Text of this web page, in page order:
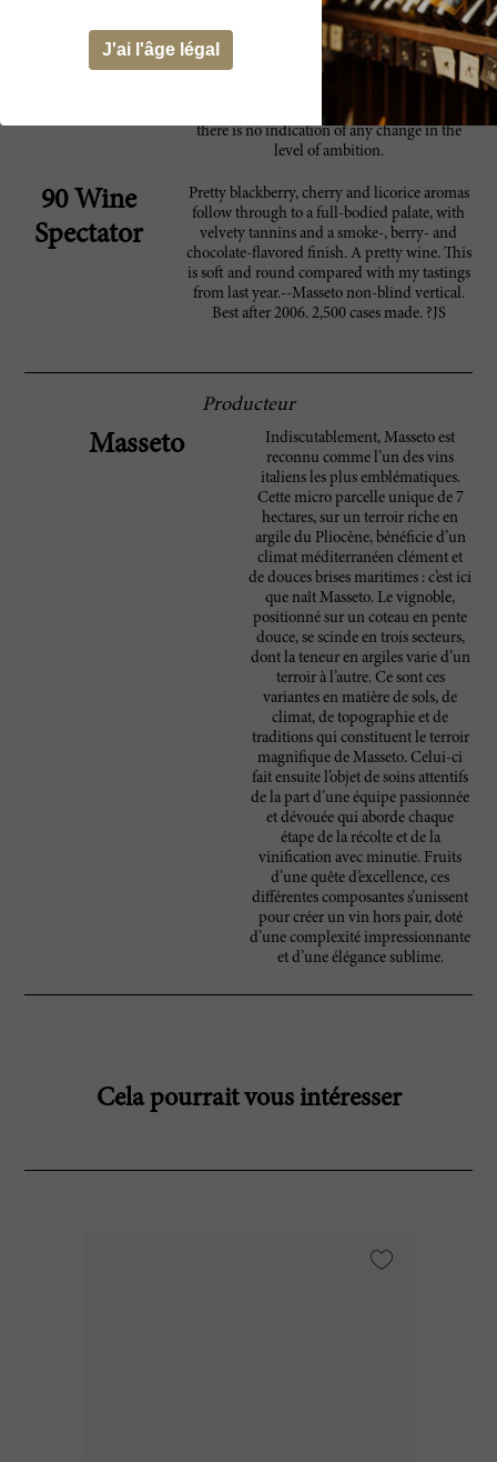
Thomas Duroux, trained at Bordeaux and
then the oenologist for the unsuccessful
Mondavi Languedoc project. High quality,
however, has been a constant – these have
of Le Macchiole, over the past five years, and
there is no indication of any change in the
level of ambition.
90 Wine
Spectator
Pretty blackberry, cherry and licorice aromas
follow through to a full-bodied palate, with
velvety tannins and a smoke-, berry- and
chocolate-flavored finish. A pretty wine. This
is soft and round compared with my tastings
from last year.--Masseto non-blind vertical.
Best after 2006. 2,500 cases made. ?JS
Producteur
Masseto
Indiscutablement, Masseto est
reconnu comme l’un des vins
italiens les plus emblématiques.
Cette micro parcelle unique de 7
hectares, sur un terroir riche en
argile du Pliocène, bénéficie d’un
climat méditerranéen clément et
de douces brises maritimes : c’est ici
que naît Masseto. Le vignoble,
positionné sur un coteau en pente
douce, se scinde en trois secteurs,
dont la teneur en argiles varie d’un
terroir à l’autre. Ce sont ces
variantes en matière de sols, de
climat, de topographie et de
traditions qui constituent le terroir
magnifique de Masseto. Celui-ci
fait ensuite l’objet de soins attentifs
de la part d’une équipe passionnée
et dévouée qui aborde chaque
étape de la récolte et de la
vinification avec minutie. Fruits
d’une quête d’excellence, ces
différentes composantes s’unissent
pour créer un vin hors pair, doté
d’une complexité impressionnante
et d’une élégance sublime.
Cela pourrait vous intéresser
J'ai l'âge légal